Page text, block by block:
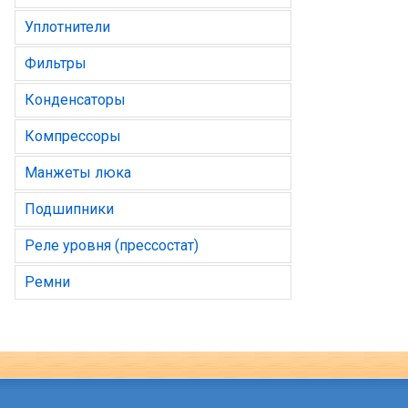
Уплотнители
Фильтры
Конденсаторы
Компрессоры
Манжеты люка
Подшипники
Реле уровня (прессостат)
Ремни